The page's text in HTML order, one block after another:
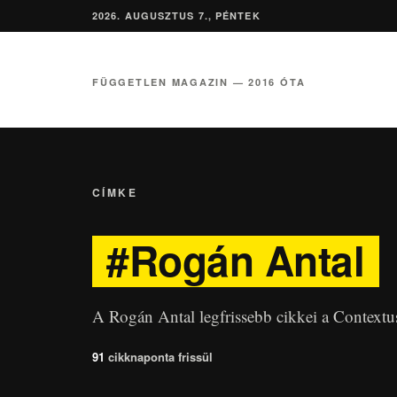
2026. AUGUSZTUS 7., PÉNTEK
FÜGGETLEN MAGAZIN — 2016 ÓTA
CÍMKE
#Rogán Antal
A Rogán Antal legfrissebb cikkei a
91 cikknaponta frissül